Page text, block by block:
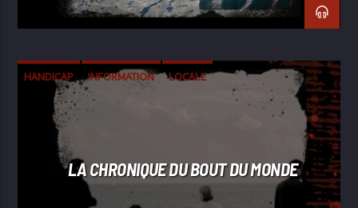
HANDICAP INFORMATION LOCALE
LA CHRONIQUE DU BOUT DU MONDE